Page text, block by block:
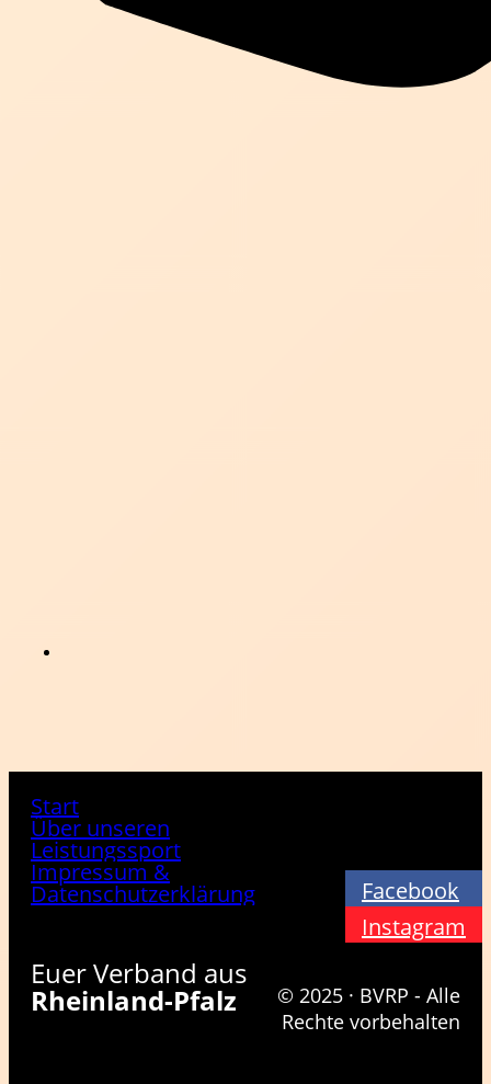
Start
Über unseren
Leistungssport
Impressum &
Datenschutzerklärung
Facebook
Instagram
Euer Verband aus
Rheinland-Pfalz
© 2025 · BVRP - Alle
Rechte vorbehalten